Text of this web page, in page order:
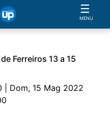
☰
MENU
Ferreiros 13 a 15
| Dom, 15 Mag 2022